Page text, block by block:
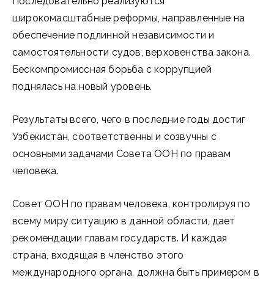
широкомасштабные реформы, направленные на
обеспечение подлинной независимости и
самостоятельности судов, верховенства закона.
Бескомпромиссная борьба с коррупцией
поднялась на новый уровень.
Результаты всего, чего в последние годы достиг
Узбекистан, соответственны и созвучны с
основными задачами Совета ООН по правам
человека.
Совет ООН по правам человека, контролируя по
всему миру ситуацию в данной области, дает
рекомендации главам государств. И каждая
страна, входящая в членство этого
международного органа, должна быть примером в